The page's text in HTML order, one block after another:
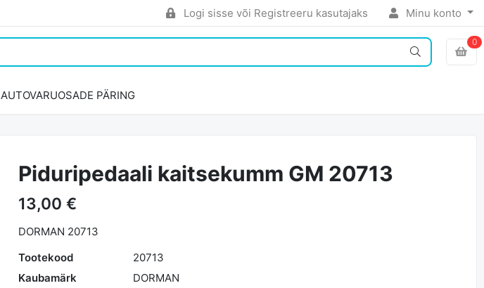
Logi sisse või Registreeru kasutajaks Minu konto
0
AUTOVARUOSADE PÄRING
Piduripedaali kaitsekumm GM 20713
13,00 €
DORMAN 20713
Tootekood
20713
Kaubamärk
DORMAN